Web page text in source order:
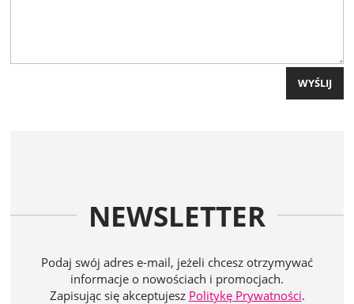
WYŚLIJ
NEWSLETTER
Podaj swój adres e-mail, jeżeli chcesz otrzymywać
informacje o nowościach i promocjach.
Zapisując się akceptujesz Politykę Prywatności.